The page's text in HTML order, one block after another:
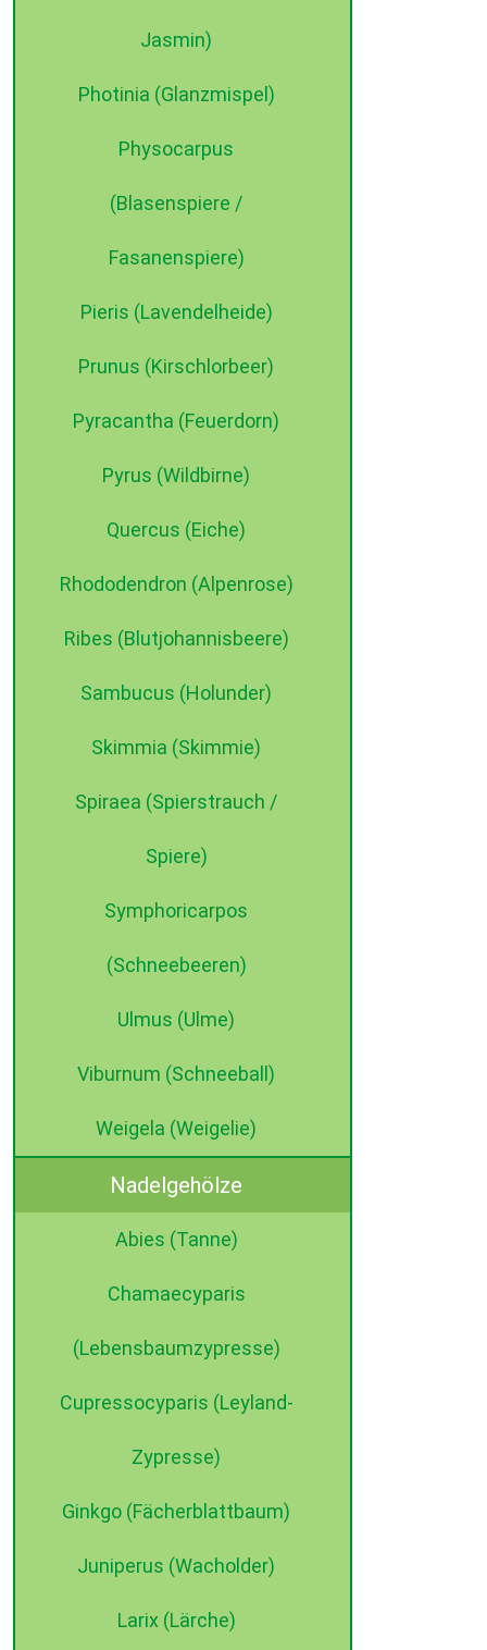
Jasmin)
Photinia (Glanzmispel)
Physocarpus
(Blasenspiere /
Fasanenspiere)
Pieris (Lavendelheide)
Prunus (Kirschlorbeer)
Pyracantha (Feuerdorn)
Pyrus (Wildbirne)
Quercus (Eiche)
Rhododendron (Alpenrose)
Ribes (Blutjohannisbeere)
Sambucus (Holunder)
Skimmia (Skimmie)
Spiraea (Spierstrauch /
Spiere)
Symphoricarpos
(Schneebeeren)
Ulmus (Ulme)
Viburnum (Schneeball)
Weigela (Weigelie)
Nadelgehölze
Abies (Tanne)
Chamaecyparis
(Lebensbaumzypresse)
Cupressocyparis (Leyland-
Zypresse)
Ginkgo (Fächerblattbaum)
Juniperus (Wacholder)
Larix (Lärche)